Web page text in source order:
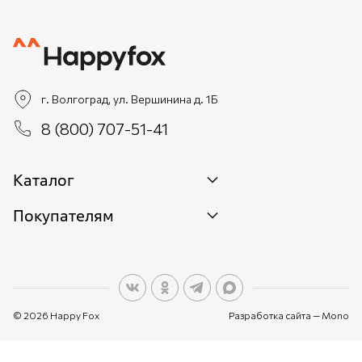
г. Волгоград, ул. Вершинина д. 1Б
8 (800) 707-51-41
Каталог
Новинки
Покупателям
О персональных данных
© 2026 Happy Fox Разработка сайта — Mono